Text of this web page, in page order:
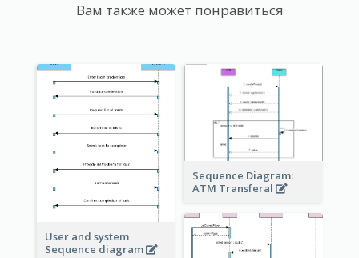
Вам также может понравиться
User and system
Sequence diagram
Sequence Diagram:
ATM Transferal